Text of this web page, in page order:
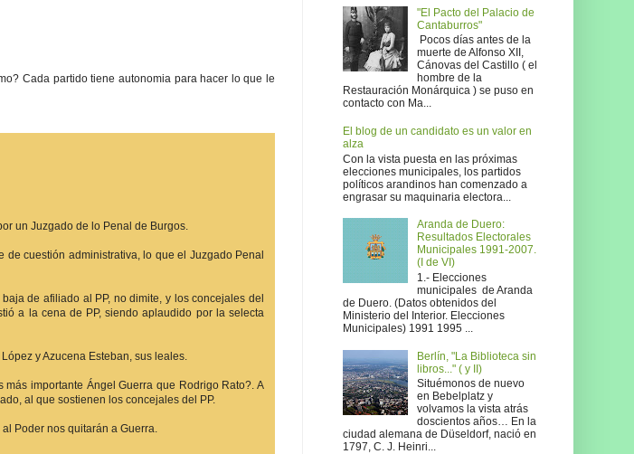
Cada partido tiene autonomia para hacer lo que le
un Juzgado de lo Penal de Burgos.
cuestión administrativa, lo que el Juzgado Penal
de afiliado al PP, no dimite, y los concejales del
a la cena de PP, siendo aplaudido por la selecta
y Azucena Esteban, sus leales.
importante Ángel Guerra que Rodrigo Rato?. A
al que sostienen los concejales del PP.
Poder nos quitarán a Guerra.
"El Pacto del Palacio de
Cantaburros"
Pocos días antes de la
muerte de Alfonso XII,
Cánovas del Castillo ( el
hombre de la
Restauración Monárquica ) se puso en
contacto con Ma...
El blog de un candidato es un valor en
alza
Con la vista puesta en las próximas
elecciones municipales, los partidos
políticos arandinos han comenzado a
engrasar su maquinaria electora...
Aranda de Duero:
Resultados Electorales
Municipales 1991-2007.
(I de VI)
1.- Elecciones
municipales de Aranda
de Duero. (Datos obtenidos del
Ministerio del Interior. Elecciones
Municipales) 1991 1995 ...
Berlín, "La Biblioteca sin
libros..." ( y II)
Situémonos de nuevo
en Bebelplatz y
volvamos la vista atrás
doscientos años… En la
ciudad alemana de Düseldorf, nació en
1797, C. J. Heinri...